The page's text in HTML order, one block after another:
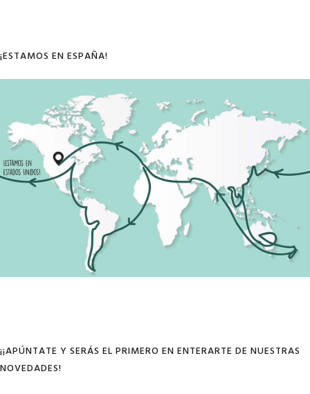
¡ESTAMOS EN ESPAÑA!
¡¡APÚNTATE Y SERÁS EL PRIMERO EN ENTERARTE DE NUESTRAS
NOVEDADES!